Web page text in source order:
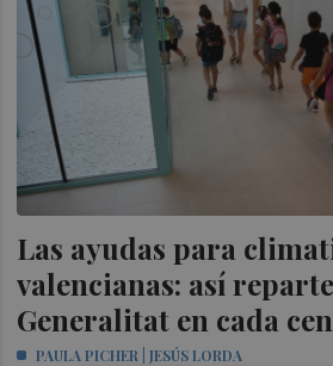
Las ayudas para
valencianas: así
Generalitat en cada
PAULA PICHER | JESÚS LORDA